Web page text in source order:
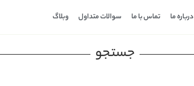
درباره ما تماس با ما سوالات متداول وبلاگ
جستجو